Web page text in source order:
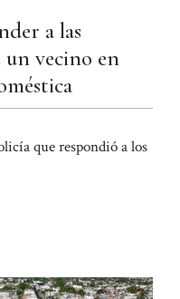
a las
un vecino en
que respondió a los